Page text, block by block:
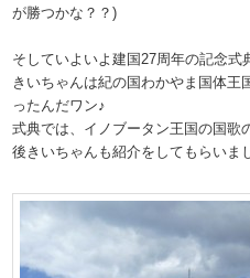
が勝つかな？？)
そしていよいよ建国27周年の記念
きいちゃんは紀の国わかやま国体王
ったんだワン♪
式典では、イノブータン王国の国歌
後きいちゃんも紹介をしてもらいま